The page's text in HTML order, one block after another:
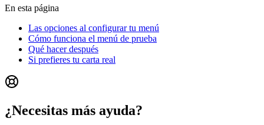
En esta página
Las opciones al configurar tu menú
Cómo funciona el menú de prueba
Qué hacer después
Si prefieres tu carta real
¿Necesitas más ayuda?